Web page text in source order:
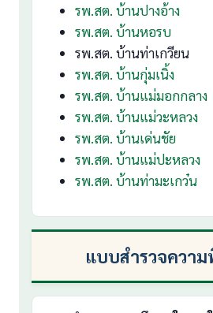
รพ.สต. บ้านปางอ้าง
รพ.สต. บ้านหอรบ
รพ.สต. บ้านท่าเกวียน
รพ.สต. บ้านกุ่มเนิ้ง
รพ.สต. บ้านแม่มอกกลาง
รพ.สต. บ้านแม่วะหลวง
รพ.สต. บ้านเด่นชัย
รพ.สต. บ้านแม่ปะหลวง
รพ.สต. บ้านท่ามะเกว๋น
แบบสำรวจความ